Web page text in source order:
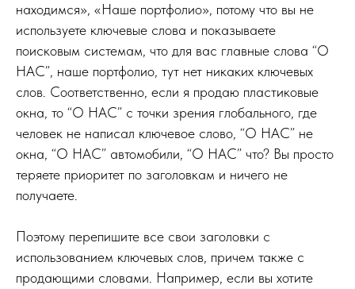
находимся», «Наше портфолио», потому что вы не
используете ключевые слова и показываете
поисковым системам, что для вас главные слова “О
НАС”, наше портфолио, тут нет никаких ключевых
слов. Соответственно, если я продаю пластиковые
окна, то “О НАС” с точки зрения глобального, где
человек не написал ключевое слово, “О НАС” не
окна, “О НАС” автомобили, “О НАС” что? Вы просто
теряете приоритет по заголовкам и ничего не
получаете.
Поэтому перепишите все свои заголовки с
использованием ключевых слов, причем также с
продающими словами. Например, если вы хотите